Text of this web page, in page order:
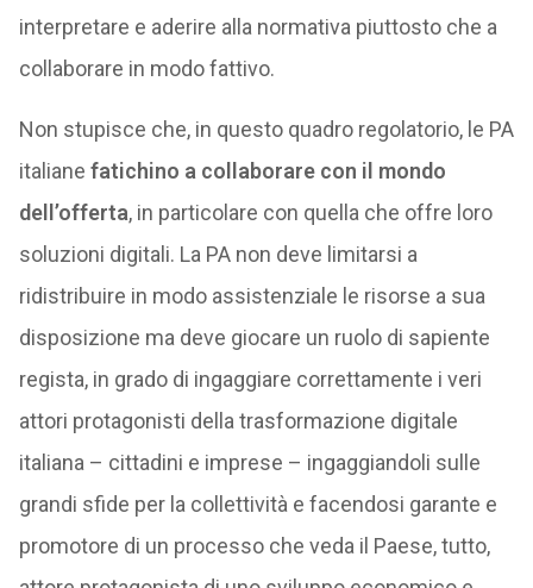
interpretare e aderire alla normativa piuttosto che a
collaborare in modo fattivo.
Non stupisce che, in questo quadro regolatorio, le PA
italiane fatichino a collaborare con il mondo
dell’offerta, in particolare con quella che offre loro
soluzioni digitali. La PA non deve limitarsi a
ridistribuire in modo assistenziale le risorse a sua
disposizione ma deve giocare un ruolo di sapiente
regista, in grado di ingaggiare correttamente i veri
attori protagonisti della trasformazione digitale
italiana – cittadini e imprese – ingaggiandoli sulle
grandi sfide per la collettività e facendosi garante e
promotore di un processo che veda il Paese, tutto,